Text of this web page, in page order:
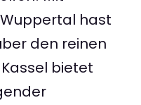
hast
den reinen
bietet